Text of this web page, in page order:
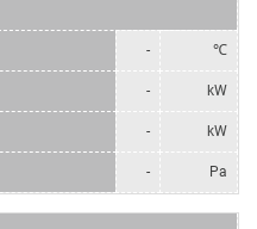
- ℃
- kW
- kW
- Pa